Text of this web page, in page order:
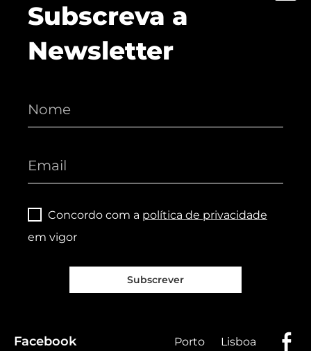
Subscreva a
Newsletter
Concordo com a política de privacidade
em vigor
Subscrever
Facebook Porto Lisboa